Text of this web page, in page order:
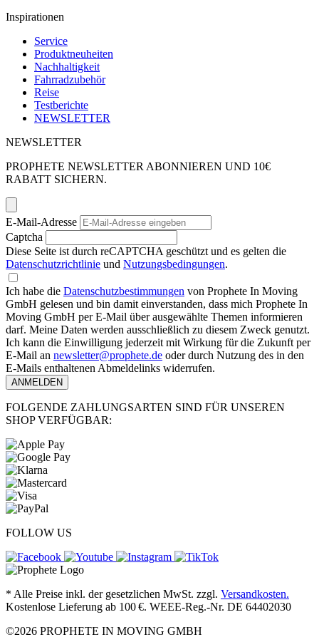
Inspirationen
Service
Produktneuheiten
Nachhaltigkeit
Fahrradzubehör
Reise
Testberichte
NEWSLETTER
NEWSLETTER
PROPHETE NEWSLETTER ABONNIEREN UND 10€
RABATT SICHERN.
E-Mail-Adresse
Captcha
Diese Seite ist durch reCAPTCHA geschützt und es gelten die
Datenschutzrichtlinie und Nutzungsbedingungen.
Ich habe die Datenschutzbestimmungen von Prophete In Moving
GmbH gelesen und bin damit einverstanden, dass mich Prophete In
Moving GmbH per E-Mail über ausgewählte Themen informieren
darf. Meine Daten werden ausschließlich zu diesem Zweck genutzt.
Ich kann die Einwilligung jederzeit mit Wirkung für die Zukunft per
E-Mail an newsletter@prophete.de oder durch Nutzung des in den
E-Mails enthaltenen Abmeldelinks widerrufen.
ANMELDEN
FOLGENDE ZAHLUNGSARTEN SIND FÜR UNSEREN
SHOP VERFÜGBAR:
FOLLOW US
* Alle Preise inkl. der gesetzlichen MwSt. zzgl. Versandkosten.
Kostenlose Lieferung ab 100 €. WEEE-Reg.-Nr. DE 64402030
©2026 PROPHETE IN MOVING GMBH